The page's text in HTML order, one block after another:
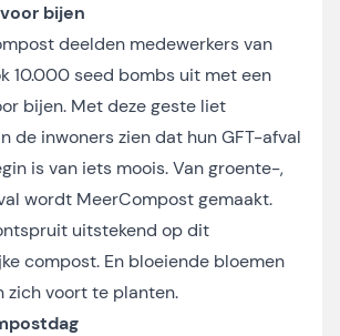
bijen
deelden medewerkers van
10.000 seed bombs uit met een
bijen. Met deze geste liet
de inwoners zien dat hun GFT-afval
is van iets moois. Van groente-,
wordt MeerCompost gemaakt.
uitstekend op dit
compost. En bloeiende bloemen
zich voort te planten.